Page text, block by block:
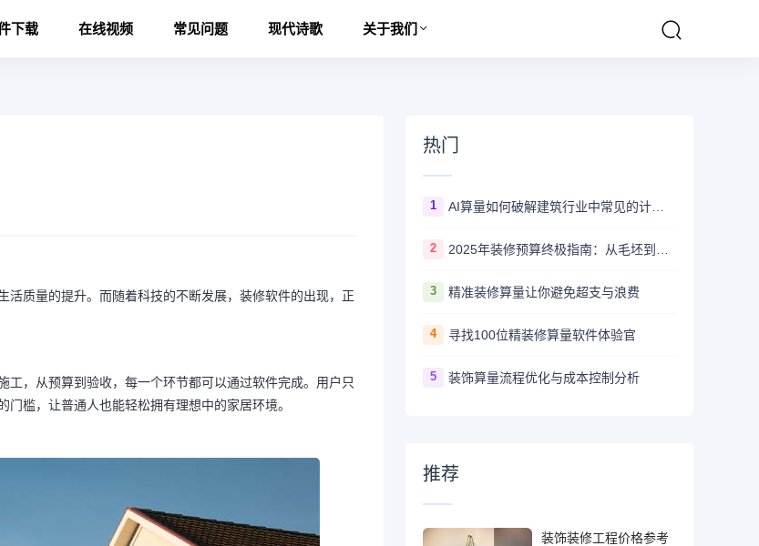
下载 在线视频 常见问题 现代诗歌 关于我们
质量的提升。而随着科技的不断发展，装修软件的出现，正
，从预算到验收，每一个环节都可以通过软件完成。用户只
槛，让普通人也能轻松拥有理想中的家居环境。
热门
1 AI算量如何破解建筑行业中常见的计算难题
2
3 精准装修算量让你避免超支与浪费
4 寻找100位精装修算量软件体验官
5 装饰算量流程优化与成本控制分析
推荐
装饰装修工程价格参考